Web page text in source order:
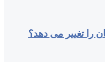
را تغییر می‌ دهد؟